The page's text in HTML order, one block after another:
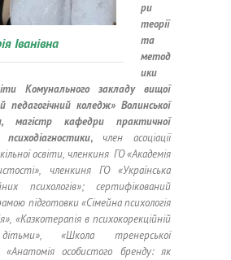
Іванівна
ри
теорії
та
метод
ики
Комунального закладу вищої
педагогічний коледж» Волинської
магістр кафедри практичної
, член асоціації
освіти, членкиня ГО «Академія
членкиня ГО «Українська
психологів»; сертифікований
підготовки «Сімейна психологія
«Казкотерапія в психокорекційній
«Школа тренерської
«Анатомія особистого бренду: як